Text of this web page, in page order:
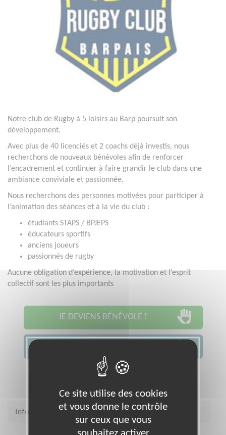
Notre club de Rugby à 5 loisirs au Barp poursuit son
développement.
Avec plus de 40 licenciés et 2 coachs déjà investis, nous
recherchons de nouveaux bénévoles afin de renforcer
l’encadrement et continuer à faire grandir le club dans une
ambiance conviviale et passionnée.
Nous recherchons des personnes motivées pour participer à
l’animation des séances et à la vie du club :
étudiants STAPS / BPJEPS
éducateurs sportifs
anciens joueurs
passionnés de rugby
Aucune obligation d’expérience, la motivation et l’esprit
collectif sont les plus importants
JE DEVIENS BÉNÉVOLE !
Infos pratiques
Ce site utilise des cookies
et vous donne le contrôle
sur ceux que vous